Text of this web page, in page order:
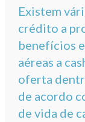
Existem
crédito a
benefícios
aéreas a
oferta
de acordo
de vida de